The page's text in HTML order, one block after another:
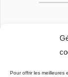
Pour offrir les meilleures